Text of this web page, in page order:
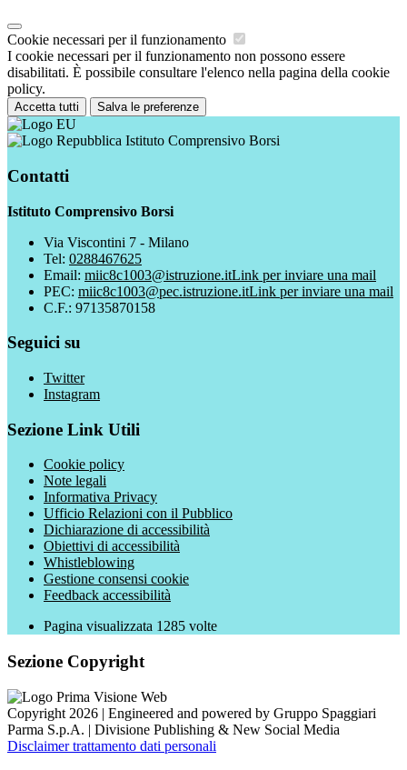
Cookie necessari per il funzionamento
I cookie necessari per il funzionamento non possono essere
disabilitati. È possibile consultare l'elenco nella pagina della cookie
policy.
Accetta tutti Salva le preferenze
Istituto Comprensivo Borsi
Contatti
Istituto Comprensivo Borsi
Via Viscontini 7 - Milano
Tel: 0288467625
Email: miic8c1003@istruzione.itLink per inviare una mail
PEC: miic8c1003@pec.istruzione.itLink per inviare una mail
C.F.: 97135870158
Seguici su
Twitter
Instagram
Sezione Link Utili
Cookie policy
Note legali
Informativa Privacy
Ufficio Relazioni con il Pubblico
Dichiarazione di accessibilità
Obiettivi di accessibilità
Whistleblowing
Gestione consensi cookie
Feedback accessibilità
Pagina visualizzata 1285 volte
Sezione Copyright
Copyright 2026 | Engineered and powered by Gruppo Spaggiari
Parma S.p.A. | Divisione Publishing & New Social Media
Disclaimer trattamento dati personali